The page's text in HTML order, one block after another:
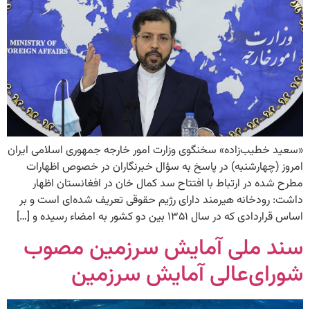
«سعید خطیب‌زاده» سخنگوی وزارت امور خارجه جمهوری اسلامی ایران
امروز (چهارشنبه) در پاسخ به سؤال خبرنگاران در خصوص اظهارات
مطرح شده در ارتباط با افتتاح سد کمال خان در افغانستان اظهار
داشت: رودخانه هیرمند دارای رژیم حقوقی تعریف شده‌ای است و بر
اساس قراردادی که در سال ۱۳۵۱ بین دو کشور به امضاء رسیده و […]
سند ملی آمایش سرزمین مصوب
شورای‌عالی آمایش سرزمین